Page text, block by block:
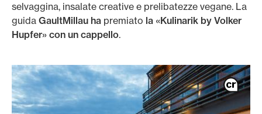
selvaggina, insalate creative e prelibatezze vegane. La
guida GaultMillau ha premiato la «Kulinarik by Volker
Hupfer» con un cappello.